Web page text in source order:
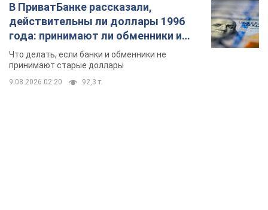
В ПриватБанке рассказали,
действительны ли доллары 1996
года: принимают ли обменники и
банки такие купюры
Что делать, если банки и обменники не
принимают старые доллары
9.08.2026 02:20 92,3 т.